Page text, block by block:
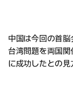
中国は今回の首脳
台湾問題を両国
に成功したとの見